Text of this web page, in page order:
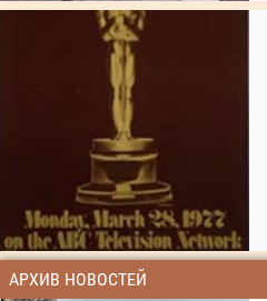
АРХИВ НОВОСТЕЙ